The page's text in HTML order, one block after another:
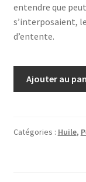
entendre que
s’interposaient,
d’entente.
Ajouter au
Catégories : Huile,